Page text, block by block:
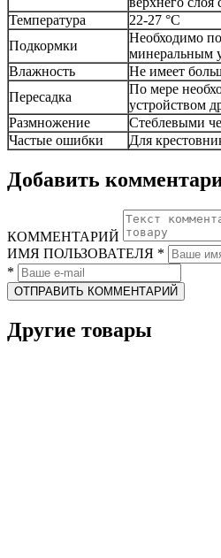
Температура
22-27 °С
Подкормки
Необходимо
минеральным
Влажность
Не имеет
Пересадка
По мере
устройством
Размножение
Стеблевыми
Частые ошибки
Для
Добавить
КОММЕНТАРИЙ
ИМЯ ПОЛЬЗОВАТЕЛЯ *
*
ОТПРАВИТЬ КОММЕНТАРИЙ
Другие товары